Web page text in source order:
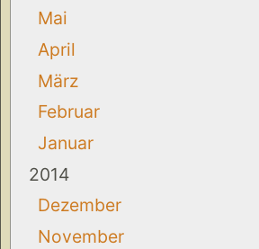
Mai
April
März
Februar
Januar
2014
Dezember
November